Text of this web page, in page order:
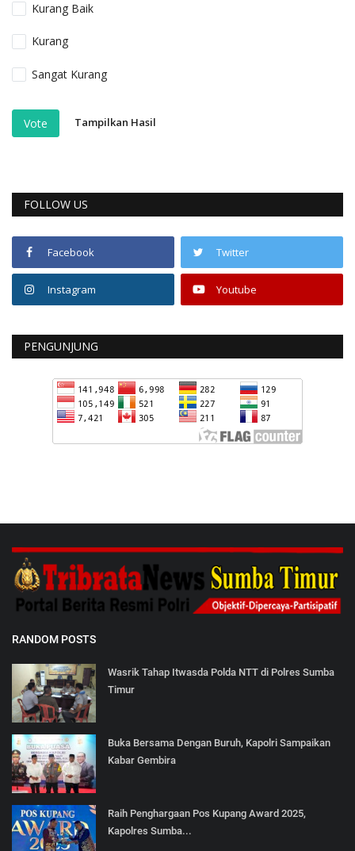
Kurang Baik
Kurang
Sangat Kurang
Vote Tampilkan Hasil
FOLLOW US
Facebook Twitter
Instagram Youtube
PENGUNJUNG
RANDOM POSTS
Wasrik Tahap Itwasda Polda NTT di Polres Sumba
Timur
Buka Bersama Dengan Buruh, Kapolri Sampaikan
Kabar Gembira
Raih Penghargaan Pos Kupang Award 2025,
Kapolres Sumba...